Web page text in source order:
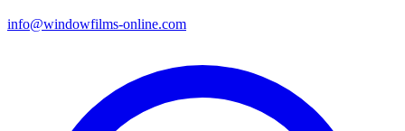
info@windowfilms-online.com